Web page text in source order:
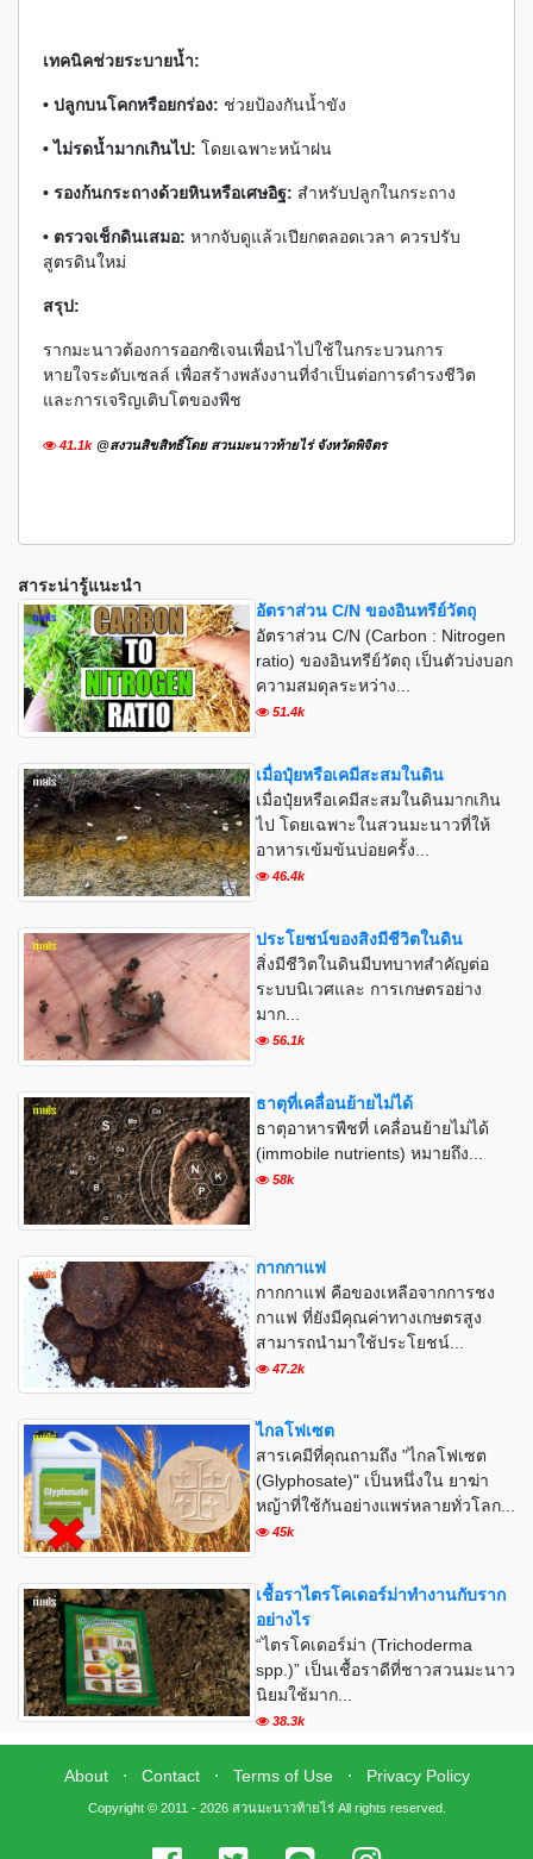
เทคนิคช่วยระบายน้ำ:
• ปลูกบนโคกหรือยกร่อง: ช่วยป้องกันน้ำขัง
• ไม่รดน้ำมากเกินไป: โดยเฉพาะหน้าฝน
• รองก้นกระถางด้วยหินหรือเศษอิฐ: สำหรับปลูกในกระถาง
• ตรวจเช็กดินเสมอ: หากจับดูแล้วเปียกตลอดเวลา ควรปรับ
สูตรดินใหม่
สรุป:
รากมะนาวต้องการออกซิเจนเพื่อนำไปใช้ในกระบวนการ
หายใจระดับเซลล์ เพื่อสร้างพลังงานที่จำเป็นต่อการดำรงชีวิต
และการเจริญเติบโตของพืช
41.1k @สงวนสิขสิทธิ์โดย สวนมะนาวท้ายไร่ จังหวัดพิจิตร
สาระน่ารู้แนะนำ
อัตราส่วน C/N ของอินทรีย์วัตถุ
อัตราส่วน C/N (Carbon : Nitrogen
ratio) ของอินทรีย์วัตถุ เป็นตัวบ่งบอก
ความสมดุลระหว่าง...
51.4k
เมื่อปุ๋ยหรือเคมีสะสมในดิน
เมื่อปุ๋ยหรือเคมีสะสมในดินมากเกิน
ไป โดยเฉพาะในสวนมะนาวที่ให้
อาหารเข้มข้นบ่อยครั้ง...
46.4k
ประโยชน์ของสิงมีชีวิตในดิน
สิ่งมีชีวิตในดินมีบทบาทสำคัญต่อ
ระบบนิเวศและ การเกษตรอย่าง
มาก...
56.1k
ธาตุที่เคลื่อนย้ายไม่ได้
ธาตุอาหารพืชที่ เคลื่อนย้ายไม่ได้
(immobile nutrients) หมายถึง...
58k
กากกาแฟ
กากกาแฟ คือของเหลือจากการชง
กาแฟ ที่ยังมีคุณค่าทางเกษตรสูง
สามารถนำมาใช้ประโยชน์...
47.2k
ไกลโฟเซต
สารเคมีที่คุณถามถึง "ไกลโฟเซต
(Glyphosate)" เป็นหนึ่งใน ยาฆ่า
หญ้าที่ใช้กันอย่างแพร่หลายทั่วโลก...
45k
เชื้อราไตรโคเดอร์ม่าทำงานกับราก
อย่างไร
“ไตรโคเดอร์ม่า (Trichoderma
spp.)” เป็นเชื้อราดีที่ชาวสวนมะนาว
นิยมใช้มาก...
38.3k
About ⋅ Contact ⋅ Terms of Use ⋅ Privacy Policy
Copyright © 2011 - 2026 สวนมะนาวท้ายไร่ All rights reserved.